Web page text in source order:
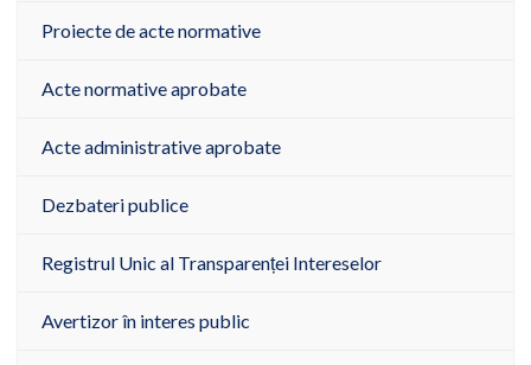
Proiecte de acte normative
Acte normative aprobate
Acte administrative aprobate
Dezbateri publice
Registrul Unic al Transparenței Intereselor
Avertizor în interes public